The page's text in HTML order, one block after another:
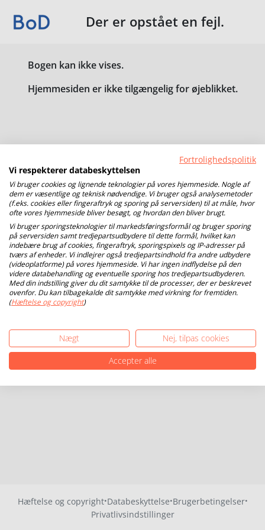
Der er opstået en fejl.
Bogen kan ikke vises.
Hjemmesiden er ikke tilgængelig for øjeblikket.
Hæftelse og copyright·Databeskyttelse·Brugerbetingelser·
Privatlivsindstillinger
Fortrolighedspolitik
Vi respekterer databeskyttelsen
Vi bruger cookies og lignende teknologier på vores hjemmeside. Nogle af
dem er væsentlige og teknisk nødvendige. Vi bruger også analysemetoder
(f.eks. cookies eller fingeraftryk og sporing på serversiden) til at måle, hvor
ofte vores hjemmeside bliver besøgt, og hvordan den bliver brugt.
Vi bruger sporingsteknologier til markedsføringsformål og bruger sporing
på serversiden samt tredjepartsudbydere til dette formål, hvilket kan
indebære brug af cookies, fingeraftryk, sporingspixels og IP-adresser på
tværs af enheder. Vi indlejrer også tredjepartsindhold fra andre udbydere
(videoplatforme) på vores hjemmeside. Vi har ingen indflydelse på den
videre databehandling og eventuelle sporing hos tredjepartsudbyderen.
Med din indstilling giver du dit samtykke til de processer, der er beskrevet
ovenfor. Du kan tilbagekalde dit samtykke med virkning for fremtiden.
(Hæftelse og copyright)
Nægt
Nej, tilpas cookies
Accepter alle